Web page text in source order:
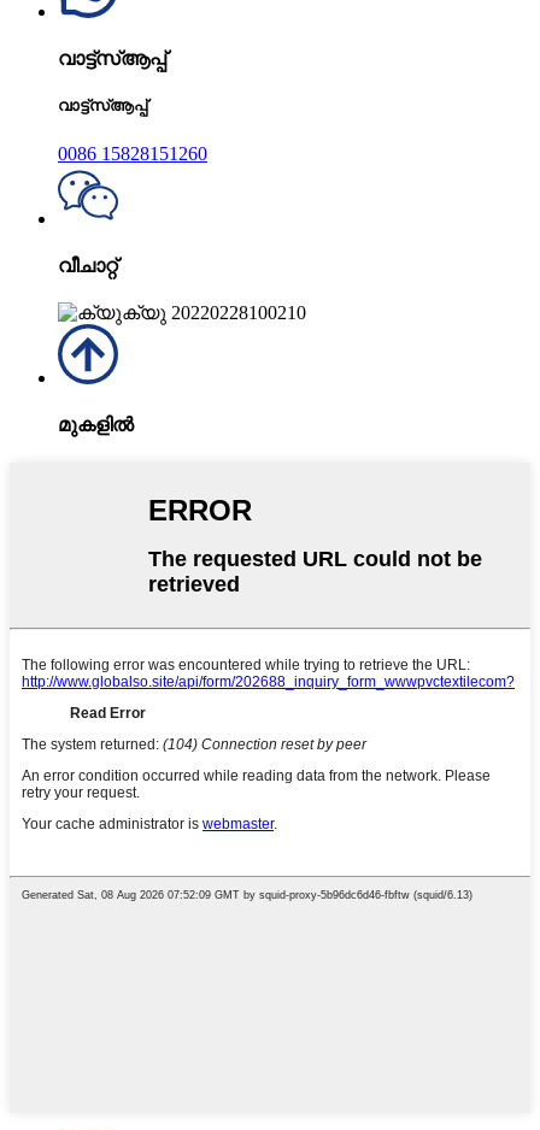
വാട്ട്‌സ്ആപ്പ്
വാട്ട്‌സ്ആപ്പ്
0086 15828151260
വീചാറ്റ്
മുകളിൽ